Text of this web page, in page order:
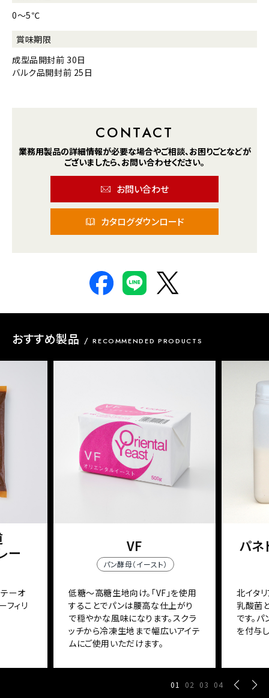
0～5℃
賞味期限
成型品開封前 30日
バルク品開封前 25日
CONTACT
業務用製品の詳細情報が必要な場合やご相談、お困りごとなどが
ございましたら、お問い合わせください。
お問い合わせ
カタログダウンロード
おすすめ製品 RECOMMENDED PRODUCTS
ー
ーオ
フィリ
VF
パン酵母（イースト）
低糖～高糖生地向け。「VF」を使用
することでパンは腰高な仕上がり
で穏やかな風味になります。スクラ
ッチから冷凍生地まで幅広いアイテ
ムにご使用いただけます。
パネ
北イタ
乳酸菌
です。
を付与
01 02 03 04